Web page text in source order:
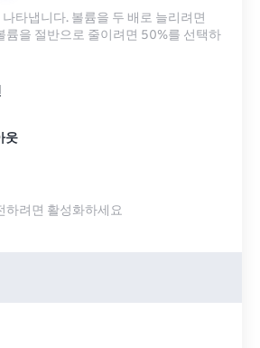
타냅니다. 볼륨을 두 배로 늘리려면
륨을 절반으로 줄이려면 50%를 선택하
웃
하려면 활성화하세요